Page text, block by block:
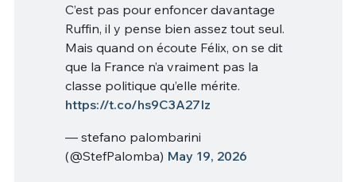
C’est pas pour enfoncer davantage
Ruffin, il y pense bien assez tout seul.
Mais quand on écoute Félix, on se dit
que la France n’a vraiment pas la
classe politique qu’elle mérite.
https://t.co/hs9C3A27Iz
— stefano palombarini
(@StefPalomba) May 19, 2026